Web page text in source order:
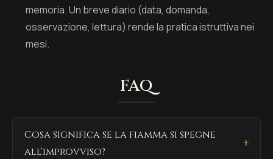
memoria. Un breve diario (data, domanda,
osservazione, lettura) rende la pratica istruttiva nei
mesi.
FAQ
Cosa significa se la fiamma si spegne
all'improvviso?